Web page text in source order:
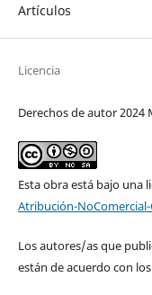
Artículos
Licencia
Derechos de autor 2024
Esta obra está bajo una
Atribución-
Los autores/as que
están de acuerdo con